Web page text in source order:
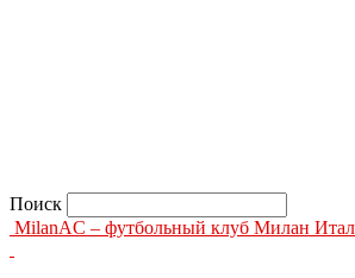
Поиск
MilanAC – футбольный клуб Милан